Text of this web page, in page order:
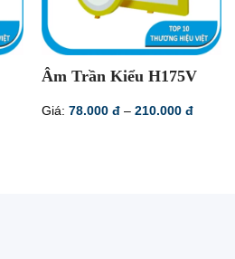
Âm Trần Kiểu H175V
Giá: 78.000 đ – 210.000 đ